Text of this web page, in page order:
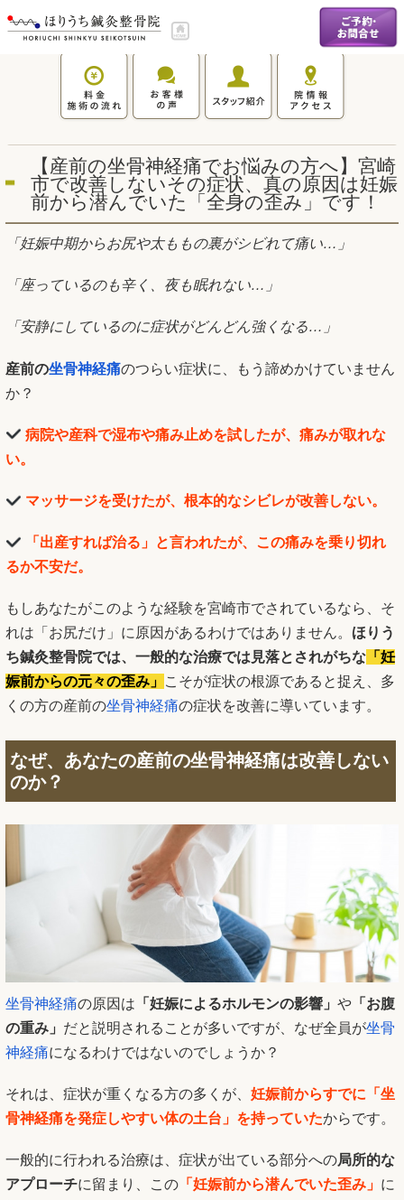
【産前の坐骨神経痛でお悩みの方へ】宮崎
市で改善しないその症状、真の原因は妊娠
前から潜んでいた「全身の歪み」です！
「妊娠中期からお尻や太ももの裏がシビれて痛い…」
「座っているのも辛く、夜も眠れない…」
「安静にしているのに症状がどんどん強くなる…」
産前の坐骨神経痛のつらい症状に、もう諦めかけていません
か？
病院や産科で湿布や痛み止めを試したが、痛みが取れな
い。
マッサージを受けたが、根本的なシビレが改善しない。
「出産すれば治る」と言われたが、この痛みを乗り切れ
るか不安だ。
もしあなたがこのような経験を宮崎市でされているなら、そ
れは「お尻だけ」に原因があるわけではありません。 ほりう
ち鍼灸整骨院では、一般的な治療では見落とされがちな 「妊
娠前からの元々の歪み」 こそが症状の根源であると捉え、多
くの方の産前の坐骨神経痛の症状を改善に導いています。
なぜ、あなたの産前の坐骨神経痛は改善しない
のか？
坐骨神経痛の原因は 「妊娠によるホルモンの影響」 や 「お腹
の重み」 だと説明されることが多いですが、なぜ全員が坐骨
神経痛になるわけではないのでしょうか？
それは、症状が重くなる方の多くが、 妊娠前からすでに「 坐
骨神経痛を発症しやすい体の土台」を持っていたからです。
一般的に行われる治療は、症状が出ている部分への局所的な
アプローチに留まり、この 「妊娠前から潜んでいた歪み」 に